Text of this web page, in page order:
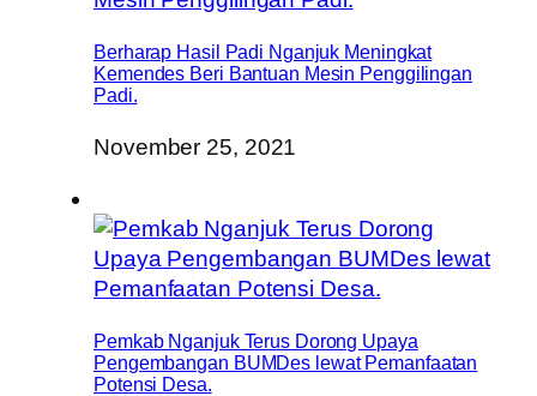
Berharap Hasil Padi Nganjuk Meningkat
Kemendes Beri Bantuan Mesin Penggilingan
Padi.
November 25, 2021
Pemkab Nganjuk Terus Dorong Upaya
Pengembangan BUMDes lewat Pemanfaatan
Potensi Desa.